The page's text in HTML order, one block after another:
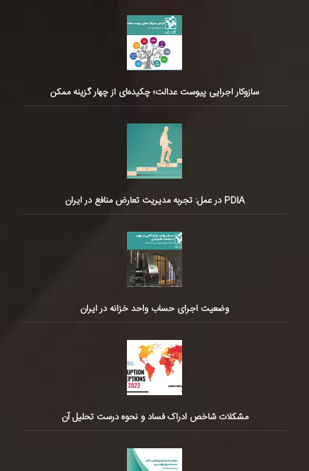
سازوکار اجرایی پیوست عدالت؛ چکیده‌ای از چهار گزینه ممکن
PDIA در عمل: تجربه مدیریت تعارض منافع در ایران
وضعیت اجرای حساب واحد خزانه در ایران
مشکلات شاخص ادراک فساد و نحوه درست تحلیل آن